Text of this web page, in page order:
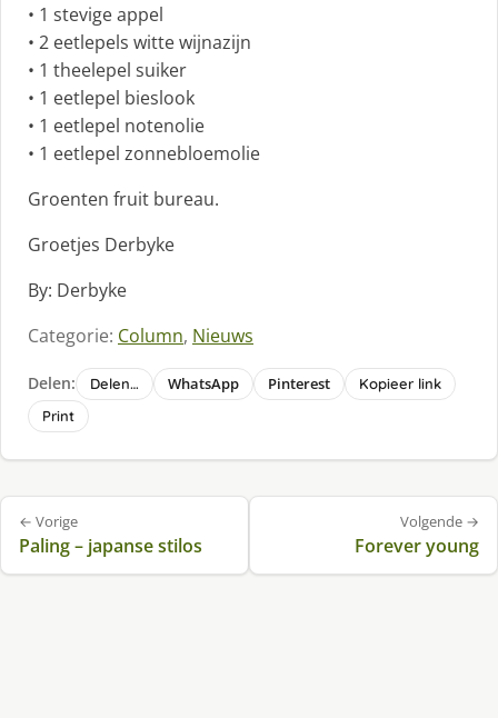
• 1 stevige appel
• 2 eetlepels witte wijnazijn
• 1 theelepel suiker
• 1 eetlepel bieslook
• 1 eetlepel notenolie
• 1 eetlepel zonnebloemolie
Groenten fruit bureau.
Groetjes Derbyke
By: Derbyke
Categorie: Column, Nieuws
Delen: Delen… WhatsApp Pinterest
Kopieer link
Print
Bericht
navigatie
← Vorige
Paling – japanse stilos
Volgende →
Forever young